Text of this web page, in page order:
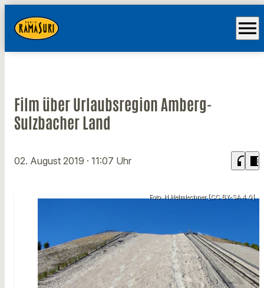
menu
Film über Urlaubsregion Amberg-
Sulzbacher Land
02. August 2019 · 11:07 Uhr headphones chrome_reader_mode
Foto: H.Helmlechner [CC BY-SA 4.0]